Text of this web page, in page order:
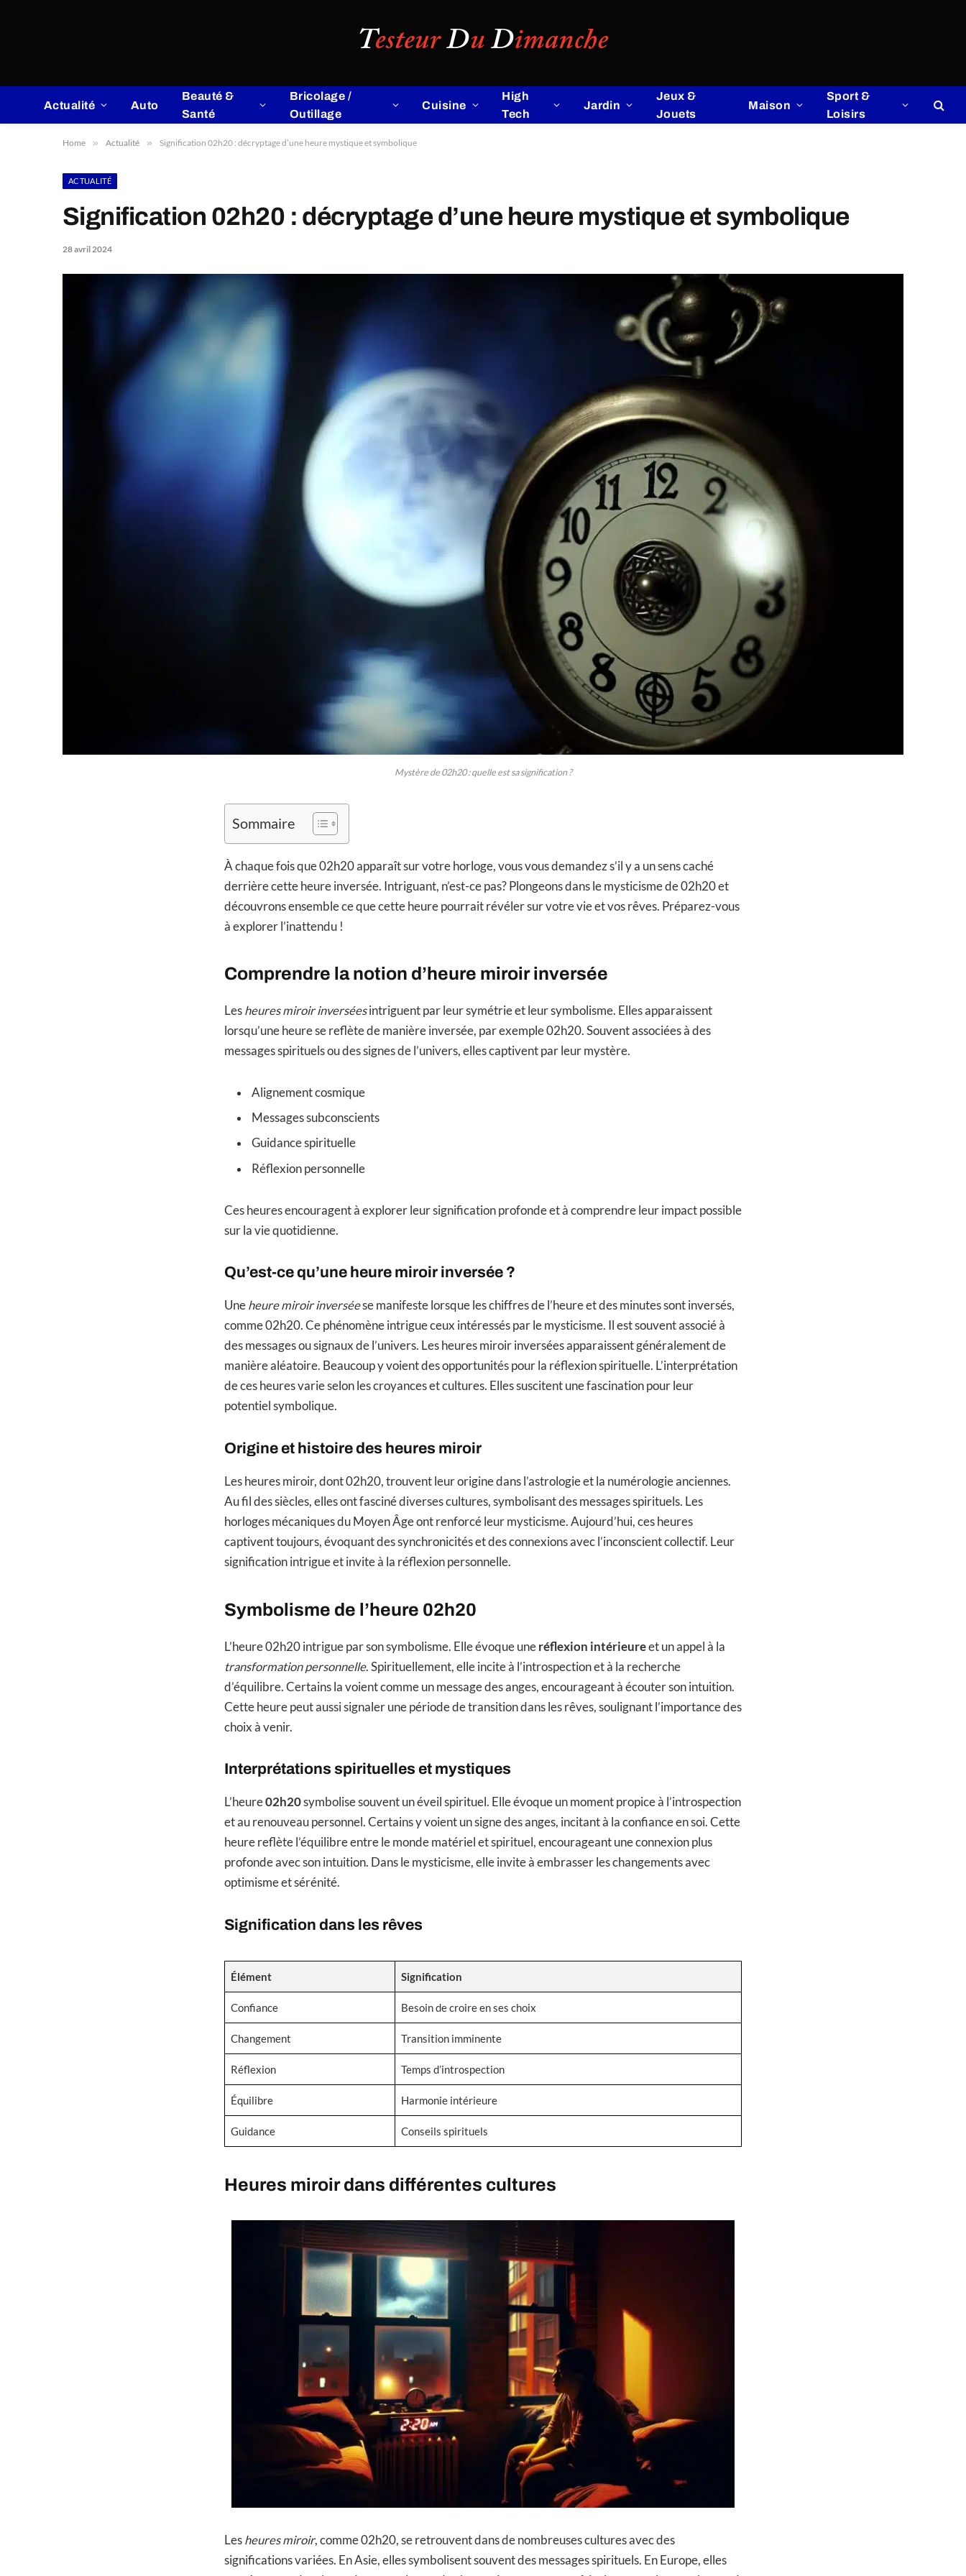
Actualité Auto
Beauté &
Santé
Bricolage /
Outillage
Cuisine
High
Tech
Jardin
Jeux &
Jouets
Maison
Sport &
Loisirs
Home » Actualité » Signification 02h20 : décryptage d’une heure mystique et symbolique
ACTUALITÉ
Signification 02h20 : décryptage d’une heure mystique et symbolique
28 avril 2024
Mystère de 02h20 : quelle est sa signification ?
Sommaire
À chaque fois que 02h20 apparaît sur votre horloge, vous vous demandez s’il y a un sens caché
derrière cette heure inversée. Intriguant, n’est-ce pas? Plongeons dans le mysticisme de 02h20 et
découvrons ensemble ce que cette heure pourrait révéler sur votre vie et vos rêves. Préparez-vous
à explorer l’inattendu !
Comprendre la notion d’heure miroir inversée
Les heures miroir inverséesintriguent par leur symétrie et leur symbolisme. Elles apparaissent
lorsqu’une heure se reflète de manière inversée, par exemple 02h20. Souvent associées à des
messages spirituels ou des signes de l’univers, elles captivent par leur mystère.
Alignement cosmique
Messages subconscients
Guidance spirituelle
Réflexion personnelle
Ces heures encouragent à explorer leur signification profonde et à comprendre leur impact possible
sur la vie quotidienne.
Qu’est-ce qu’une heure miroir inversée ?
Une heure miroir inverséese manifeste lorsque les chiffres de l’heure et des minutes sont inversés,
comme 02h20. Ce phénomène intrigue ceux intéressés par le mysticisme. Il est souvent associé à
des messages ou signaux de l’univers. Les heures miroir inversées apparaissent généralement de
manière aléatoire. Beaucoup y voient des opportunités pour la réflexion spirituelle. L’interprétation
de ces heures varie selon les croyances et cultures. Elles suscitent une fascination pour leur
potentiel symbolique.
Origine et histoire des heures miroir
Les heures miroir, dont 02h20, trouvent leur origine dans l’astrologie et la numérologie anciennes.
Au fil des siècles, elles ont fasciné diverses cultures, symbolisant des messages spirituels. Les
horloges mécaniques du Moyen Âge ont renforcé leur mysticisme. Aujourd’hui, ces heures
captivent toujours, évoquant des synchronicités et des connexions avec l’inconscient collectif. Leur
signification intrigue et invite à la réflexion personnelle.
Symbolisme de l’heure 02h20
L’heure 02h20 intrigue par son symbolisme. Elle évoque une réflexion intérieureet un appel à la
transformation personnelle. Spirituellement, elle incite à l’introspection et à la recherche
d’équilibre. Certains la voient comme un message des anges, encourageant à écouter son intuition.
Cette heure peut aussi signaler une période de transition dans les rêves, soulignant l’importance des
choix à venir.
Interprétations spirituelles et mystiques
L’heure02h20symbolise souvent un éveil spirituel. Elle évoque un moment propice à l’introspection
et au renouveau personnel. Certains y voient un signe des anges, incitant à la confiance en soi. Cette
heure reflète l’équilibre entre le monde matériel et spirituel, encourageant une connexion plus
profonde avec son intuition. Dans le mysticisme, elle invite à embrasser les changements avec
optimisme et sérénité.
Signification dans les rêves
Élément Signification
Confiance Besoin de croire en ses choix
Changement Transition imminente
Réflexion Temps d’introspection
Équilibre Harmonie intérieure
Guidance Conseils spirituels
Heures miroir dans différentes cultures
Les heures miroir, comme 02h20, se retrouvent dans de nombreuses cultures avec des
significations variées. En Asie, elles symbolisent souvent des messages spirituels. En Europe, elles